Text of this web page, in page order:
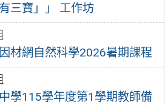
三寶」」 工作坊
材網自然科學2026暑期課程
學115學年度第1學期教師備